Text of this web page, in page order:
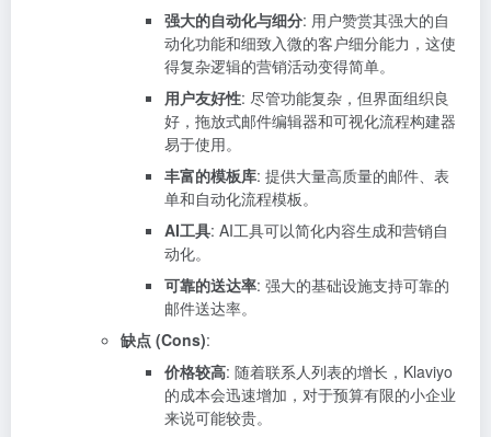
强大的自动化与细分: 用户赞赏其强大的自
动化功能和细致入微的客户细分能力，这使
得复杂逻辑的营销活动变得简单。
用户友好性: 尽管功能复杂，但界面组织良
好，拖放式邮件编辑器和可视化流程构建器
易于使用。
丰富的模板库: 提供大量高质量的邮件、表
单和自动化流程模板。
AI工具: AI工具可以简化内容生成和营销自
动化。
可靠的送达率: 强大的基础设施支持可靠的
邮件送达率。
缺点 (Cons):
价格较高: 随着联系人列表的增长，Klaviyo
的成本会迅速增加，对于预算有限的小企业
来说可能较贵。